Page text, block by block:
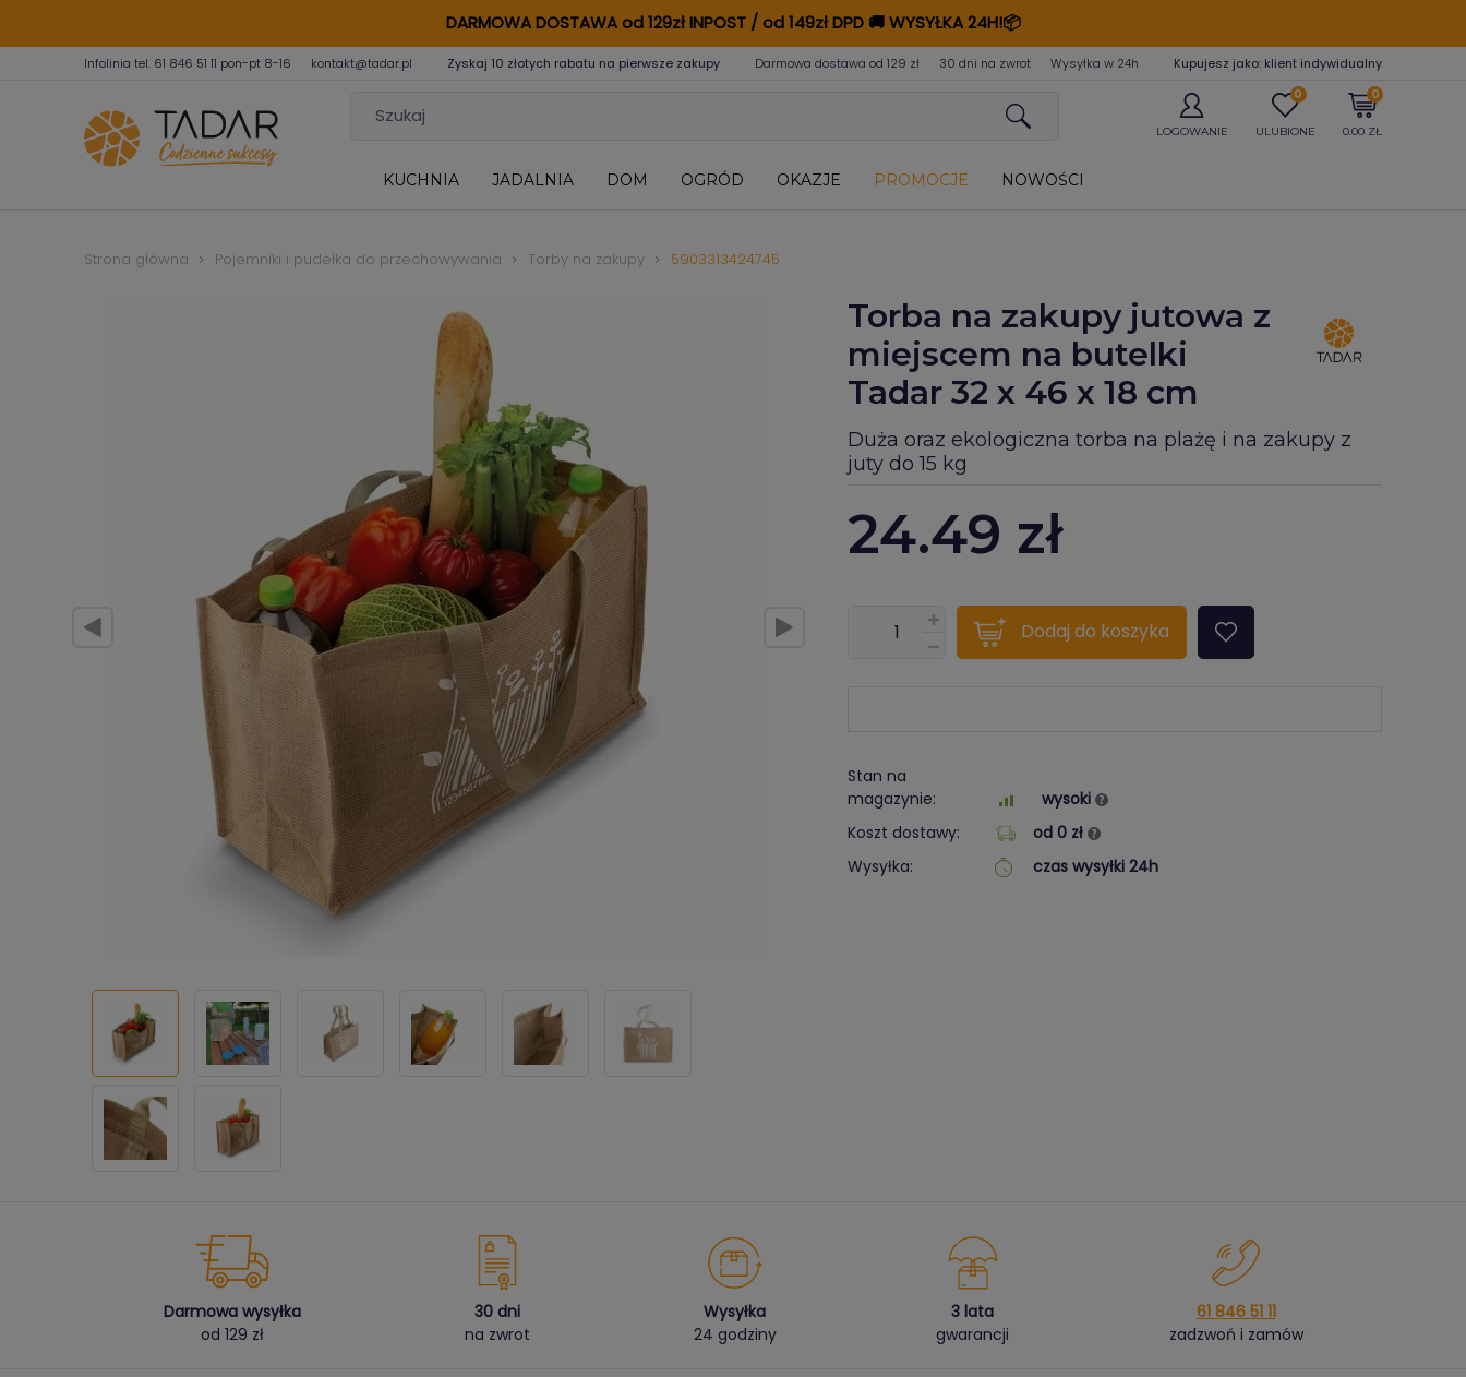
DARMOWA DOSTAWA od 129zł INPOST / od 149zł DPD🚚WYSYŁKA 24H!📦
Infolinia tel. 61 846 51 11 pon-pt 8-16 kontakt@tadar.pl Zyskaj 10 złotych rabatu na pierwsze zakupy Darmowa dostawa od 129 zł 30 dni na zwrot Wysyłka w 24h Kupujesz jako: klient indywidualny
LOGOWANIE
0
ULUBIONE
0
0.00 ZŁ
KUCHNIA JADALNIA DOM OGRÓD OKAZJE PROMOCJE NOWOŚCI
Strona główna Pojemniki i pudełka do przechowywania Torby na zakupy 5903313424745
Torba na zakupy jutowa z
miejscem na butelki
Tadar 32 x 46 x 18 cm
Duża oraz ekologiczna torba na plażę i na zakupy z
juty do 15 kg
24.49 zł
???pl.msg.item.quantity???
Dodaj do koszyka
Stan na
magazynie:
wysoki
Koszt dostawy:
od 0 zł
Wysyłka:
czas wysyłki 24h
Darmowa wysyłka
od 129 zł
30 dni
na zwrot
Wysyłka
24 godziny
3 lata
gwarancji
61 846 51 11
zadzwoń i zamów